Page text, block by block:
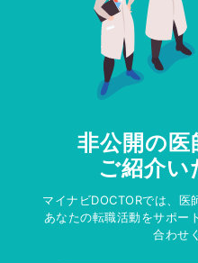
非公開の医
ご紹介い
マイナビDOCTORでは、医
あなたの転職活動をサポー
合わせ